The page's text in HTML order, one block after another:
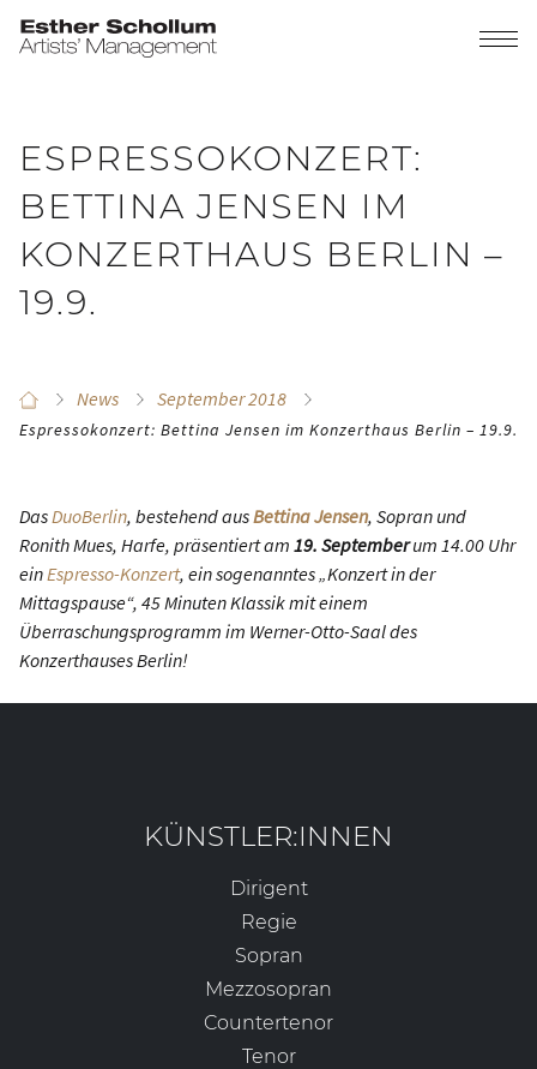
ESPRESSOKONZERT:
BETTINA JENSEN IM
KONZERTHAUS BERLIN –
19.9.
News September 2018
Espressokonzert: Bettina Jensen im Konzerthaus Berlin – 19.9.
DasDuoBerlin, bestehend ausBettina Jensen, Sopran und
Ronith Mues, Harfe, präsentiert am 19. Septemberum 14.00 Uhr
einEspresso-Konzert, ein sogenanntes „Konzert in der
Mittagspause“, 45 Minuten Klassik mit einem
Überraschungsprogramm im Werner-Otto-Saal des
Konzerthauses Berlin!
KÜNSTLER:INNEN
Dirigent
Regie
Sopran
Mezzosopran
Countertenor
Tenor